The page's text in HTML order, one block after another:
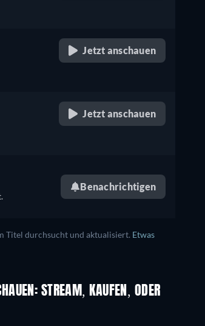
Jetzt anschauen
Jetzt anschauen
Benachrichtigen
Titel durchsucht und aktualisiert. Etwas
STREAM, KAUFEN, ODER